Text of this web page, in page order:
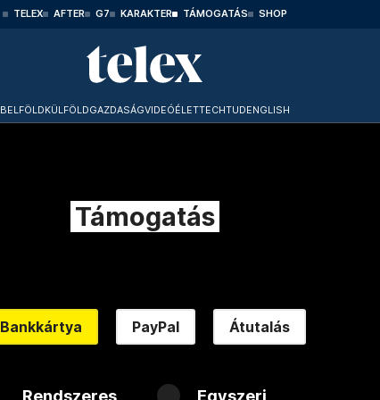
TELEX AFTER G7 KARAKTER TÁMOGATÁS SHOP
BELFÖLDKÜLFÖLDGAZDASÁGVIDEÓÉLETTECHTUDENGLISH
Támogatás
Bankkártya PayPal Átutalás
Rendszeres Egyszeri